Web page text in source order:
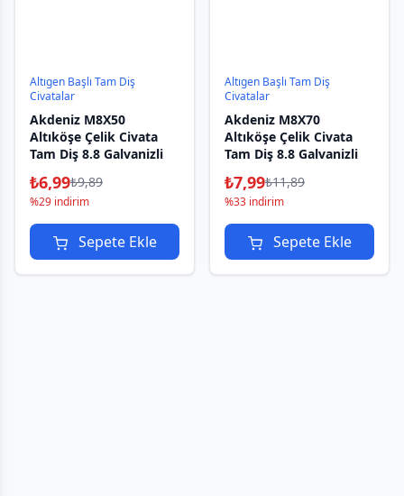
Altıgen Başlı Tam Diş
Civatalar
Akdeniz M8X50
Altıköşe Çelik Civata
Tam Diş 8.8 Galvanizli
₺6,99₺9,89
%29 indirim
Sepete Ekle
Altıgen Başlı Tam Diş
Civatalar
Akdeniz M8X70
Altıköşe Çelik Civata
Tam Diş 8.8 Galvanizli
₺7,99₺11,89
%33 indirim
Sepete Ekle